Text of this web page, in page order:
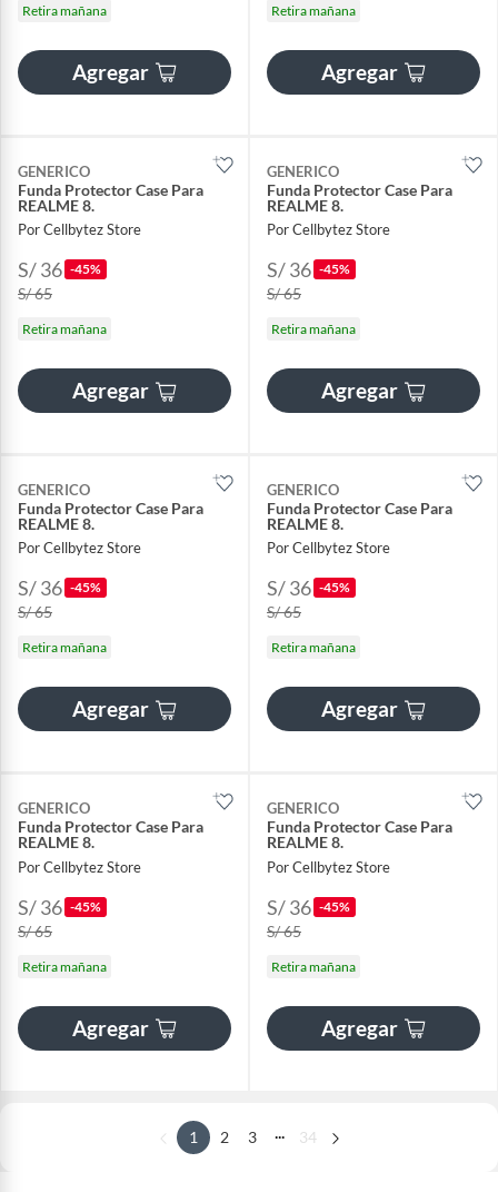
Retira mañana
Agregar
Retira mañana
Agregar
GENERICO
Funda Protector Case Para
REALME 8.
Por Cellbytez Store
S/ 36 -45%
S/ 65
Retira mañana
Agregar
GENERICO
Funda Protector Case Para
REALME 8.
Por Cellbytez Store
S/ 36 -45%
S/ 65
Retira mañana
Agregar
GENERICO
Funda Protector Case Para
REALME 8.
Por Cellbytez Store
S/ 36 -45%
S/ 65
Retira mañana
Agregar
GENERICO
Funda Protector Case Para
REALME 8.
Por Cellbytez Store
S/ 36 -45%
S/ 65
Retira mañana
Agregar
GENERICO
Funda Protector Case Para
REALME 8.
Por Cellbytez Store
S/ 36 -45%
S/ 65
Retira mañana
Agregar
GENERICO
Funda Protector Case Para
REALME 8.
Por Cellbytez Store
S/ 36 -45%
S/ 65
Retira mañana
Agregar
1 2 3 ... 34